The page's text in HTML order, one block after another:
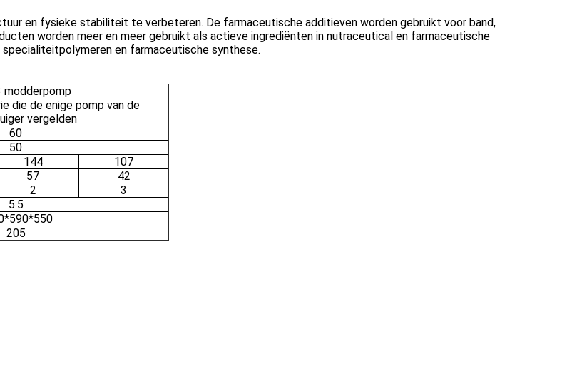
en fysieke stabiliteit te verbeteren. De farmaceutische additieven worden gebruikt voor band,
worden meer en meer gebruikt als actieve ingrediënten in nutraceutical en farmaceutische
en farmaceutische synthese.
modderpomp
die de enige pomp van de
vergelden
60
50
144
107
57
42
2
3
5.5
205